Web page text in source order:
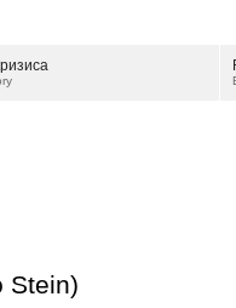
Stein)